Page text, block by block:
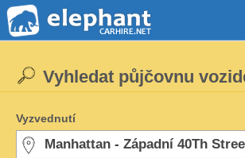
Vyhledat půjčovnu
Vyzvednutí